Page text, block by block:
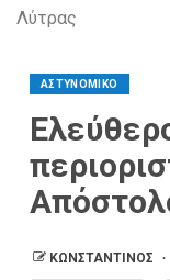
Λύτρας
ΑΣΤΥΝΟΜΙΚΟ
ΚΩΝΣΤΑΝΤΙΝΟΣ